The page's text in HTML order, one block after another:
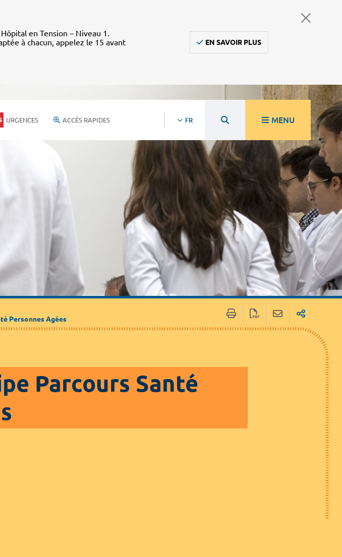
en Tension – Niveau 1.
à chacun, appelez le 15 avant
EN SAVOIR PLUS
URGENCES ACCÈS RAPIDES FR MENU
Ambulanciers, taxis, vsl
Journalistes / Médias Marchés publics
Personnes Agées
Parcours Santé